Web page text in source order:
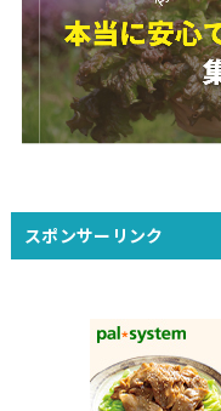
スポンサーリンク